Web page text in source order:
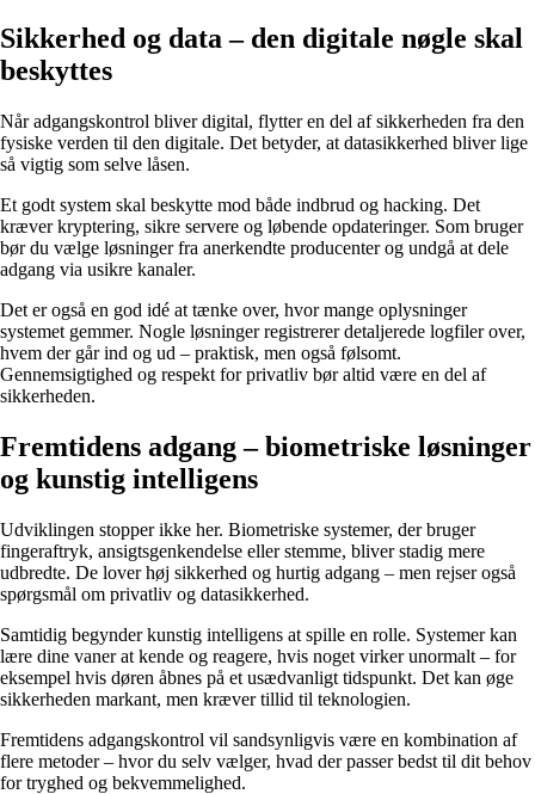
Sikkerhed og data – den digitale nøgle skal
beskyttes
Når adgangskontrol bliver digital, flytter en del af sikkerheden fra den
fysiske verden til den digitale. Det betyder, at datasikkerhed bliver lige
så vigtig som selve låsen.
Et godt system skal beskytte mod både indbrud og hacking. Det
kræver kryptering, sikre servere og løbende opdateringer. Som bruger
bør du vælge løsninger fra anerkendte producenter og undgå at dele
adgang via usikre kanaler.
Det er også en god idé at tænke over, hvor mange oplysninger
systemet gemmer. Nogle løsninger registrerer detaljerede logfiler over,
hvem der går ind og ud – praktisk, men også følsomt.
Gennemsigtighed og respekt for privatliv bør altid være en del af
sikkerheden.
Fremtidens adgang – biometriske løsninger
og kunstig intelligens
Udviklingen stopper ikke her. Biometriske systemer, der bruger
fingeraftryk, ansigtsgenkendelse eller stemme, bliver stadig mere
udbredte. De lover høj sikkerhed og hurtig adgang – men rejser også
spørgsmål om privatliv og datasikkerhed.
Samtidig begynder kunstig intelligens at spille en rolle. Systemer kan
lære dine vaner at kende og reagere, hvis noget virker unormalt – for
eksempel hvis døren åbnes på et usædvanligt tidspunkt. Det kan øge
sikkerheden markant, men kræver tillid til teknologien.
Fremtidens adgangskontrol vil sandsynligvis være en kombination af
flere metoder – hvor du selv vælger, hvad der passer bedst til dit behov
for tryghed og bekvemmelighed.